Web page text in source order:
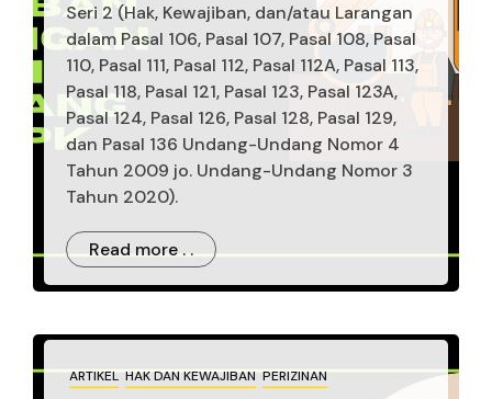
Pertambangan Mineral Dan
Batubara
Seri 2 (Hak, Kewajiban, dan/atau Larangan
dalam Pasal 106, Pasal 107, Pasal 108, Pasal
110, Pasal 111, Pasal 112, Pasal 112A, Pasal 113,
Pasal 118, Pasal 121, Pasal 123, Pasal 123A,
Pasal 124, Pasal 126, Pasal 128, Pasal 129,
dan Pasal 136 Undang-Undang Nomor 4
Tahun 2009 jo. Undang-Undang Nomor 3
Tahun 2020).
Read more . .
ARTIKEL HAK DAN KEWAJIBAN PERIZINAN